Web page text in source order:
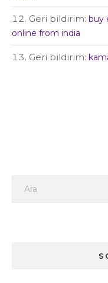
Geri bildirim: buy
online from india
Geri bildirim: